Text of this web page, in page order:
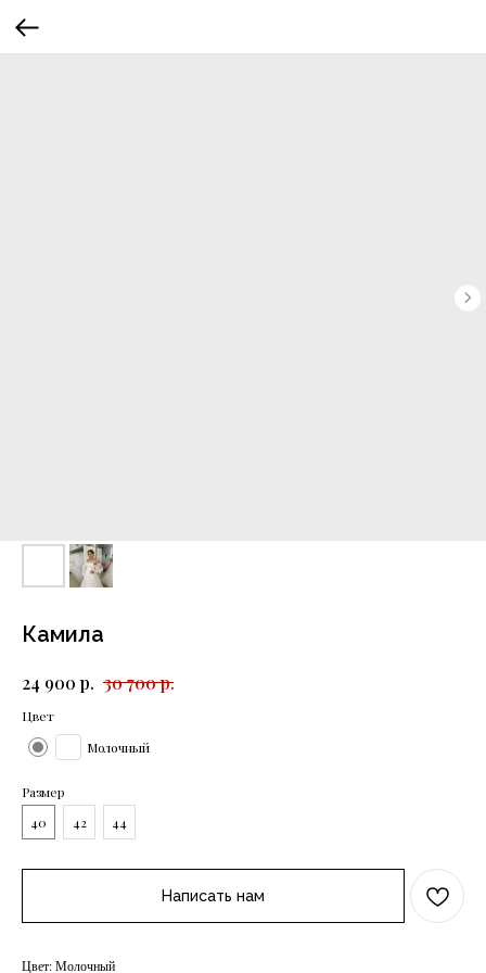
Камила
24 900 р. 30 700р.
Цвет
Молочный
Размер
40
42 44
Написать нам
Цвет: Молочный